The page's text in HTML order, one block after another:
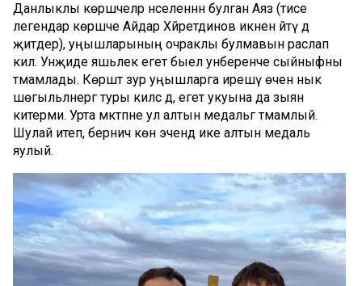
Данлыклы көрәшчеләр нәселеннән булган Аяз (әтисе
легендар көрәшче Айдар Хәйретдинов икәнен әйтү дә
җитәдер), уңышларының очраклы булмавын раслап
килә. Унҗиде яшьлек егет быел унберенче сыйныфны
тәмамлады. Көрәштә зур уңышларга ирешү өчен нык
шөгыльләнергә туры килсә дә, егет укуына да зыян
китерми. Урта мәктәпне ул алтын медальгә тәмамлый.
Шулай итеп, берничә көн эчендә ике алтын медаль
яулый.